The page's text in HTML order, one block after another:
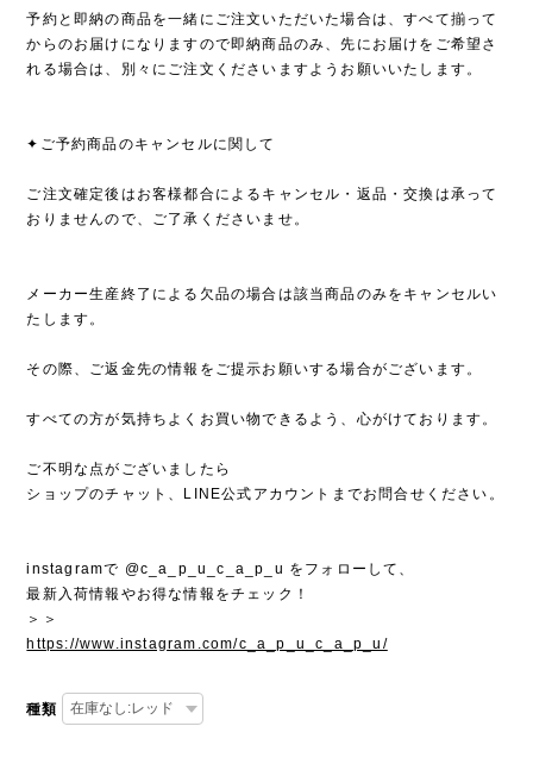
予約と即納の商品を一緒にご注文いただいた場合は、すべて揃って
からのお届けになりますので即納商品のみ、先にお届けをご希望さ
れる場合は、別々にご注文くださいますようお願いいたします。
✦ご予約商品のキャンセルに関して
ご注文確定後はお客様都合によるキャンセル・返品・交換は承って
おりませんので、ご了承くださいませ。
メーカー生産終了による欠品の場合は該当商品のみをキャンセルい
たします。
その際、ご返金先の情報をご提示お願いする場合がございます。
すべての方が気持ちよくお買い物できるよう、心がけております。
ご不明な点がございましたら
ショップのチャット、LINE公式アカウントまでお問合せください。
instagramで @c_a_p_u_c_a_p_u をフォローして、
最新入荷情報やお得な情報をチェック！
＞＞
https://www.instagram.com/c_a_p_u_c_a_p_u/
種類